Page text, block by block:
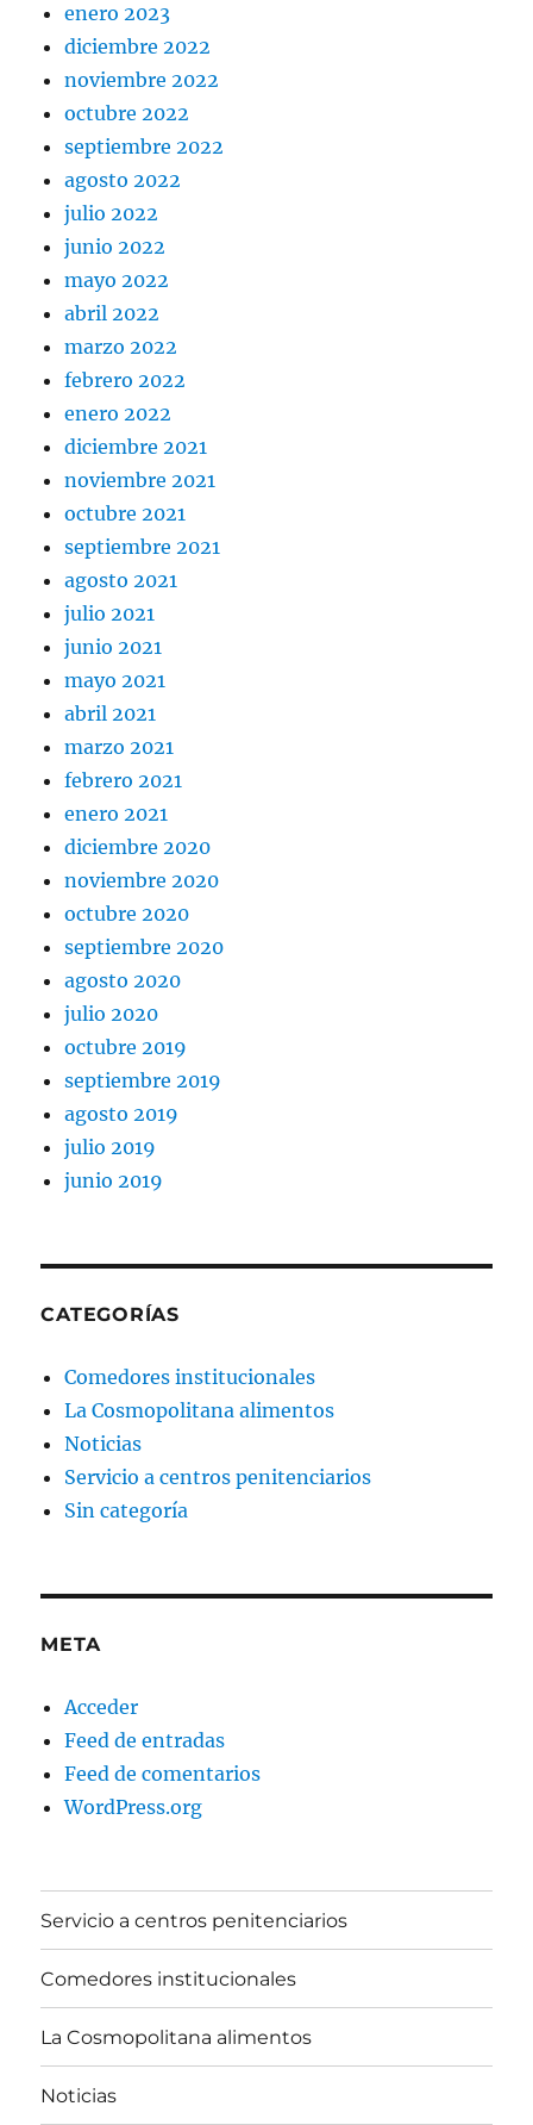
enero 2023
diciembre 2022
noviembre 2022
octubre 2022
septiembre 2022
agosto 2022
julio 2022
junio 2022
mayo 2022
abril 2022
marzo 2022
febrero 2022
enero 2022
diciembre 2021
noviembre 2021
octubre 2021
septiembre 2021
agosto 2021
julio 2021
junio 2021
mayo 2021
abril 2021
marzo 2021
febrero 2021
enero 2021
diciembre 2020
noviembre 2020
octubre 2020
septiembre 2020
agosto 2020
julio 2020
octubre 2019
septiembre 2019
agosto 2019
julio 2019
junio 2019
CATEGORÍAS
Comedores institucionales
La Cosmopolitana alimentos
Noticias
Servicio a centros penitenciarios
Sin categoría
META
Acceder
Feed de entradas
Feed de comentarios
WordPress.org
Servicio a centros penitenciarios
Comedores institucionales
La Cosmopolitana alimentos
Noticias